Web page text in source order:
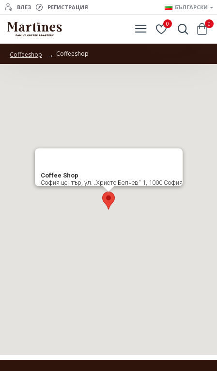
ВЛЕЗ РЕГИСТРАЦИЯ БЪЛГАРСКИ
0 0
Coffeeshop Coffeeshop
Coffee Shop
София център, ул. „Христо Белчев“ 1, 1000 София
Generate your Google map here, quick and easy!